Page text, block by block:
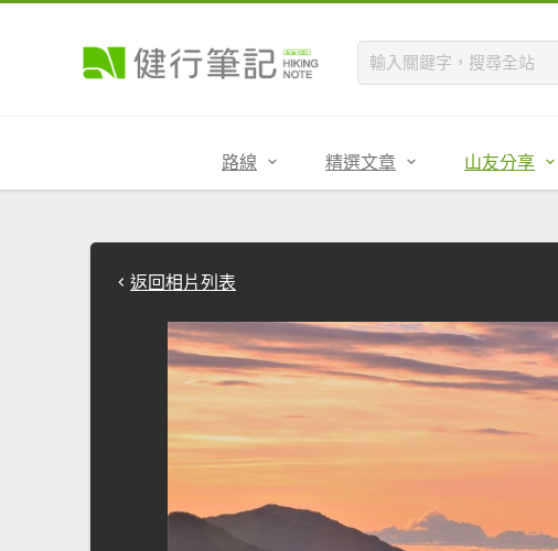
路線 精選文章 山友分享
返回相片列表